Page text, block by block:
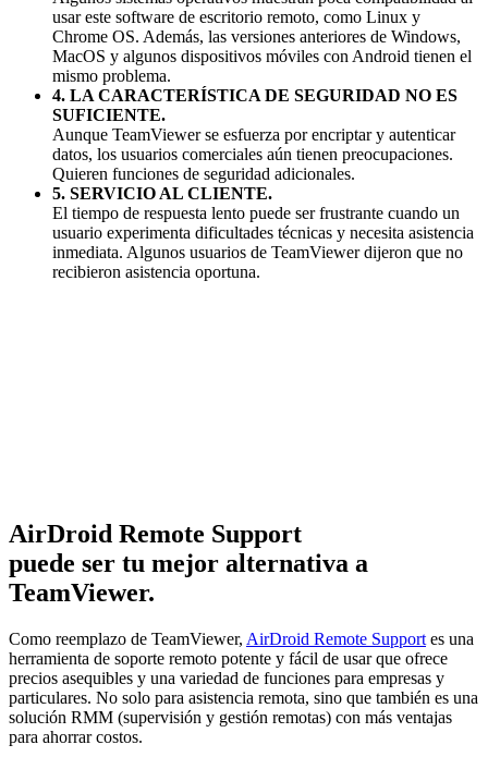
usar este software de escritorio remoto, como Linux y
Chrome OS. Además, las versiones anteriores de Windows,
MacOS y algunos dispositivos móviles con Android tienen el
mismo problema.
4. LA CARACTERÍSTICA DE SEGURIDAD NO ES
SUFICIENTE.
Aunque TeamViewer se esfuerza por encriptar y autenticar
datos, los usuarios comerciales aún tienen preocupaciones.
Quieren funciones de seguridad adicionales.
5. SERVICIO AL CLIENTE.
El tiempo de respuesta lento puede ser frustrante cuando un
usuario experimenta dificultades técnicas y necesita asistencia
inmediata. Algunos usuarios de TeamViewer dijeron que no
recibieron asistencia oportuna.
AirDroid Remote Support
puede ser tu mejor alternativa a
TeamViewer.
Como reemplazo de TeamViewer, AirDroid Remote Support es una
herramienta de soporte remoto potente y fácil de usar que ofrece
precios asequibles y una variedad de funciones para empresas y
particulares. No solo para asistencia remota, sino que también es una
solución RMM (supervisión y gestión remotas) con más ventajas
para ahorrar costos.